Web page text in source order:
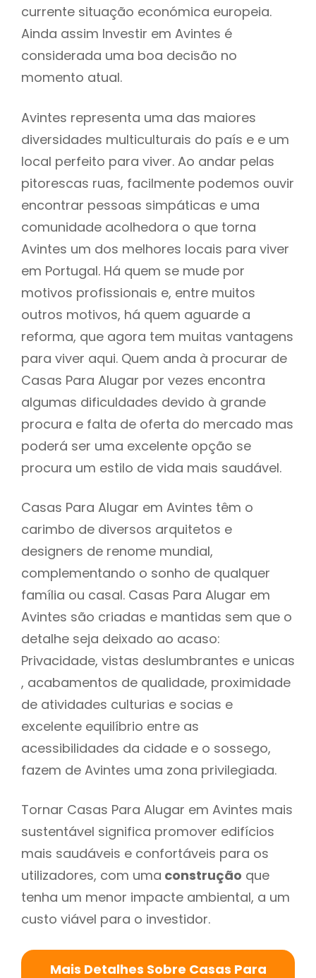
currente situação económica europeia.
Ainda assim Investir em Avintes é
considerada uma boa decisão no
momento atual.
Avintes representa uma das maiores
diversidades multiculturais do país e e um
local perfeito para viver. Ao andar pelas
pitorescas ruas, facilmente podemos ouvir
encontrar pessoas simpáticas e uma
comunidade acolhedora o que torna
Avintes um dos melhores locais para viver
em Portugal. Há quem se mude por
motivos profissionais e, entre muitos
outros motivos, há quem aguarde a
reforma, que agora tem muitas vantagens
para viver aqui. Quem anda à procurar de
Casas Para Alugar por vezes encontra
algumas dificuldades devido à grande
procura e falta de oferta do mercado mas
poderá ser uma excelente opção se
procura um estilo de vida mais saudável.
Casas Para Alugar em Avintes têm o
carimbo de diversos arquitetos e
designers de renome mundial,
complementando o sonho de qualquer
família ou casal. Casas Para Alugar em
Avintes são criadas e mantidas sem que o
detalhe seja deixado ao acaso:
Privacidade, vistas deslumbrantes e unicas
, acabamentos de qualidade, proximidade
de atividades culturias e socias e
excelente equilíbrio entre as
acessibilidades da cidade e o sossego,
fazem de Avintes uma zona privilegiada.
Tornar Casas Para Alugar em Avintes mais
sustentável significa promover edifícios
mais saudáveis e confortáveis para os
utilizadores, com uma construção que
tenha um menor impacte ambiental, a um
custo viável para o investidor.
Mais Detalhes Sobre Casas Para